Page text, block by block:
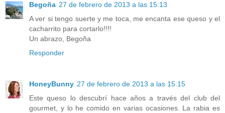
Begoña 27 de febrero de 2013 a las 15:13
A ver si tengo suerte y me toca, me encanta ese queso y el
cacharrito para cortarlo!!!!
Un abrazo, Begoña
Responder
HoneyBunny 27 de febrero de 2013 a las 15:15
Este queso lo descubrí hace años a través del club del
gourmet, y lo he comido en varias ocasiones. La rabia es